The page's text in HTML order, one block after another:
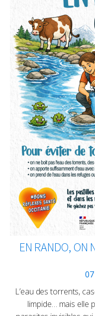
EN RANDO, ON
L’eau des torrents,
limpide… mais elle